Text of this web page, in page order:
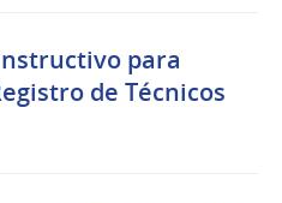
para
de Técnicos